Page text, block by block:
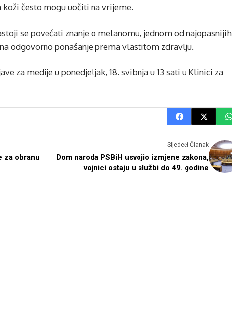
često mogu uočiti na vrijeme.
se povećati znanje o melanomu, jednom od najopasnijih
odgovorno ponašanje prema vlastitom zdravlju.
za medije u ponedjeljak, 18. svibnja u 13 sati u Klinici za
za obranu
Sljedeći Članak
Dom naroda PSBiH usvojio izmjene zakona,
vojnici ostaju u službi do 49. godine